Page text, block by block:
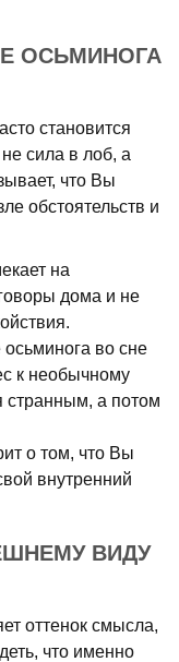
ОСЬМИНОГА
становится
сила в лоб, а
что Вы
обстоятельств и
на
дома и не
во сне
к необычному
странным, а потом
о том, что Вы
внутренний
ВИДУ
оттенок смысла,
что именно